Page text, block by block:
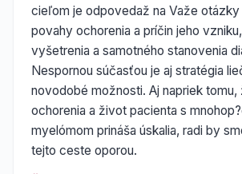
cieľom je odpovedaž na Važe otázky
povahy ochorenia a príčin jeho
vyšetrenia a samotného stanovenia
Nespornou súčasťou je aj stratégia
novodobé možnosti. Aj napriek tomu,
ochorenia a život pacienta s
myelómom prináša úskalia, radi by
tejto ceste oporou.